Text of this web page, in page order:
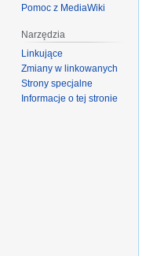
Pomoc z MediaWiki
Narzędzia
Linkujące
Zmiany w linkowanych
Strony specjalne
Informacje o tej stronie